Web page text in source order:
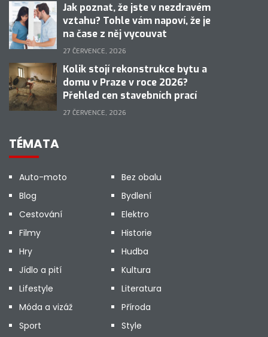
Jak poznat, že jste v nezdravém
vztahu? Tohle vám napoví, že je
na čase z něj vycouvat
27 ČERVENCE, 2026
Kolik stojí rekonstrukce bytu a
domu v Praze v roce 2026?
Přehled cen stavebních prací
27 ČERVENCE, 2026
TÉMATA
Auto-moto
Bez obalu
Blog
Bydlení
Cestování
Elektro
Filmy
Historie
Hry
Hudba
Jídlo a pití
Kultura
Lifestyle
Literatura
Móda a vizáž
Příroda
Sport
Style